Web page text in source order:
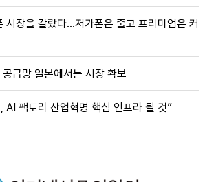
시장을 갈랐다…저가폰은 줄고 프리미엄은 커
급망 일본에서는 시장 확보
AI 팩토리 산업혁명 핵심 인프라 될 것”